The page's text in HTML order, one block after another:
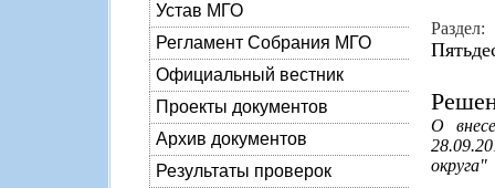
Устав МГО
Регламент Собрания МГО
Официальный вестник
Проекты документов
Архив документов
Результаты проверок
Раздел:
О
округа"